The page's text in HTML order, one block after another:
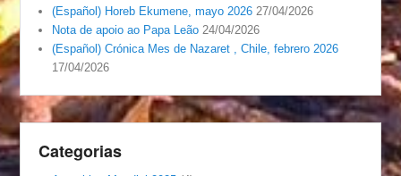
(Español) Horeb Ekumene, mayo 2026 27/04/2026
Nota de apoio ao Papa Leão 24/04/2026
(Español) Crónica Mes de Nazaret , Chile, febrero 2026
17/04/2026
Categorias